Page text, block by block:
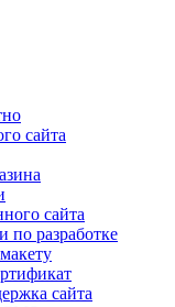
сайта
сайта
по разработке
сайта